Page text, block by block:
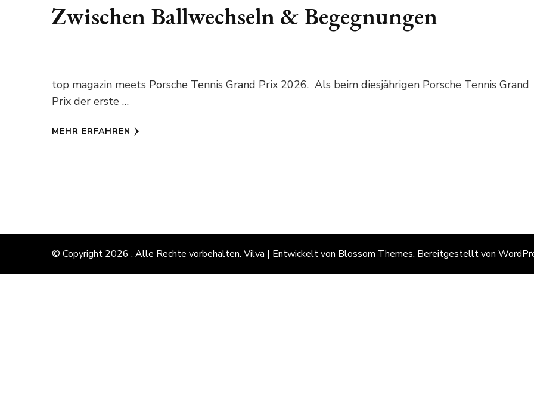
Zwischen Ballwechseln & Begegnungen
top magazin meets Porsche Tennis Grand Prix 2026. Als beim diesjährigen Porsche Tennis Grand
Prix der erste …
MEHR ERFAHREN
© Copyright 2026 . Alle Rechte vorbehalten. Vilva | Entwickelt von Blossom Themes. Bereitgestellt von